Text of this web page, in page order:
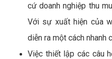
cứ doanh nghiệp thu
Với sự xuất hiện của
diễn ra một cách nhanh
Việc thiết lập các câu